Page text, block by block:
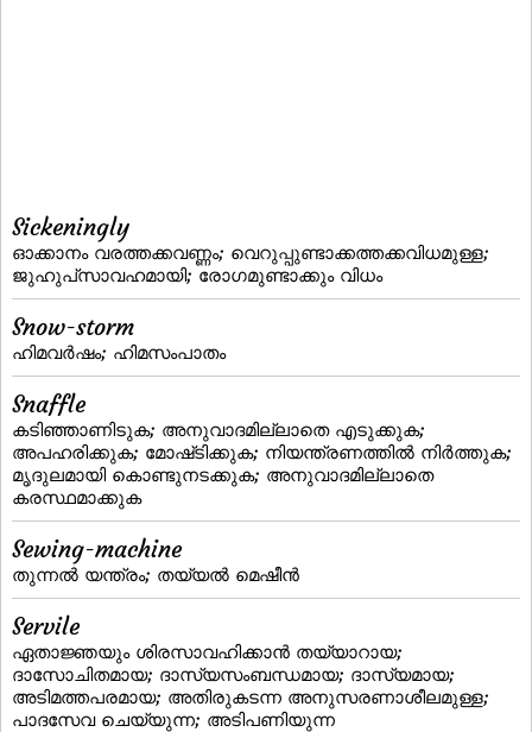
Sickeningly
ഓക്കാനം വരത്തക്കവണ്ണം; വെറുപ്പുണ്ടാക്കത്തക്കവിധമുള്ള;
ജുഹുപ്‌സാവഹമായി; രോഗമുണ്ടാക്കും വിധം
Snow-storm
ഹിമവര്‍ഷം; ഹിമസംപാതം
Snaffle
കടിഞ്ഞാണിടുക; അനുവാദമില്ലാതെ എടുക്കുക;
അപഹരിക്കുക; മോഷ്‌ടിക്കുക; നിയന്ത്രണത്തില്‍ നിര്‍ത്തുക;
മൃദുലമായി കൊണ്ടുനടക്കുക; അനുവാദമില്ലാതെ
കരസ്ഥമാക്കുക
Sewing-machine
തുന്നല്‍ യന്ത്രം; തയ്യല്‍ മെഷീന്‍
Servile
ഏതാജ്ഞയും ശിരസാവഹിക്കാന്‍ തയ്യാറായ;
ദാസോചിതമായ; ദാസ്യസംബന്ധമായ; ദാസ്യമായ;
അടിമത്തപരമായ; അതിരുകടന്ന അനുസരണാശീലമുള്ള;
പാദസേവ ചെയ്യുന്ന; അടിപണിയുന്ന